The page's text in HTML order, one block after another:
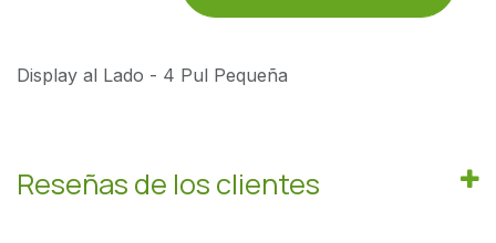
Display al Lado - 4 Pul Pequeña
Reseñas de los clientes